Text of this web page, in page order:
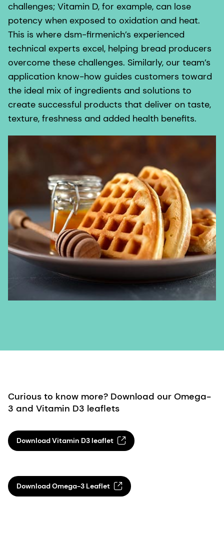
technical experts excel, helping bread producers
overcome these challenges. Similarly, our team’s
application know-how guides customers toward
the ideal mix of ingredients and solutions to
create successful products that deliver on taste,
texture, freshness and added health benefits.
Curious to know more? Download our Omega-
Download Vitamin D3 leaflet
Download Omega-3 Leaflet